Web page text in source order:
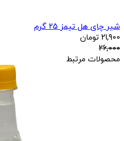
شیر چای هل تیمز 25 گرم
21,900 تومان
26,000
محصولات مرتبط